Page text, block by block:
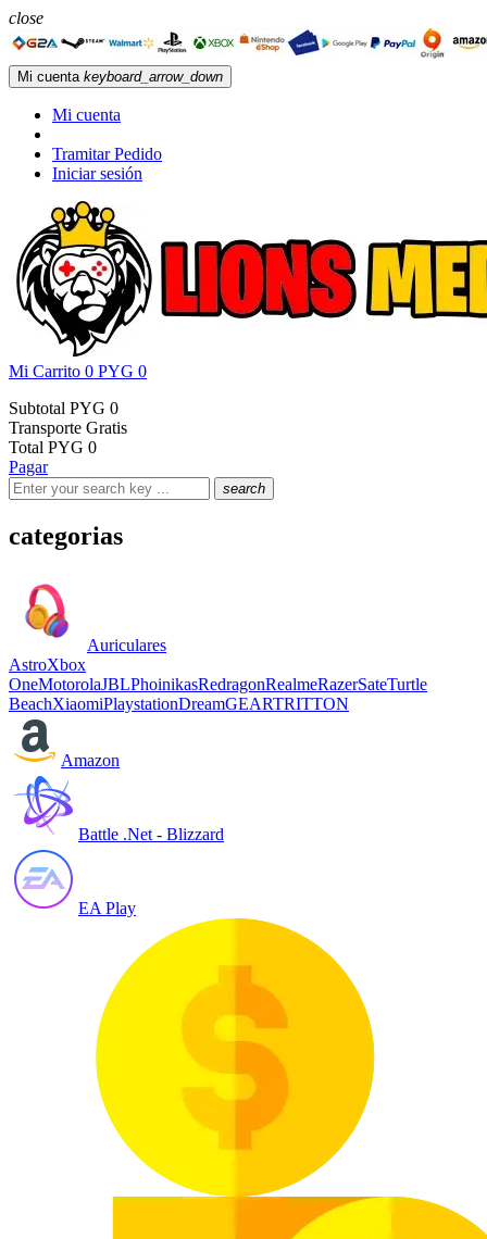
close
Mi cuenta keyboard_arrow_down
Mi cuenta
Tramitar Pedido
Iniciar sesión
Mi Carrito 0 PYG 0
Subtotal PYG 0
Transporte Gratis
Total PYG 0
Pagar
search
categorias
Auriculares
AstroXbox
OneMotorolaJBLPhoinikasRedragonRealmeRazerSateTurtle
BeachXiaomiPlaystationDreamGEARTRITTON
Amazon
Battle .Net - Blizzard
EA Play